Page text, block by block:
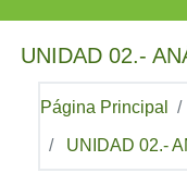
UNIDAD 02.-
Página Principal
UNIDAD 02.-